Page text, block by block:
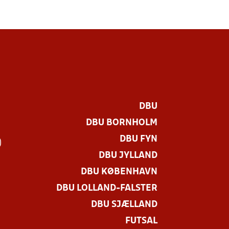
DBU
DBU BORNHOLM
DBU FYN
DBU JYLLAND
DBU KØBENHAVN
DBU LOLLAND-FALSTER
DBU SJÆLLAND
FUTSAL